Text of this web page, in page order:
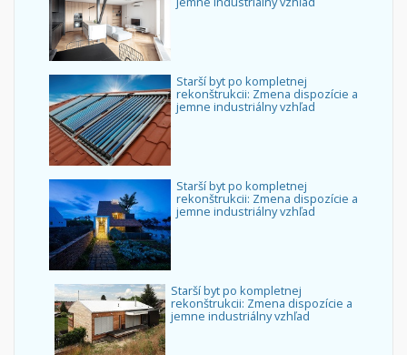
Starší byt po kompletnej
rekonštrukcii: Zmena dispozície a
jemne industriálny vzhľad
Starší byt po kompletnej
rekonštrukcii: Zmena dispozície a
jemne industriálny vzhľad
Starší byt po kompletnej
rekonštrukcii: Zmena dispozície a
jemne industriálny vzhľad